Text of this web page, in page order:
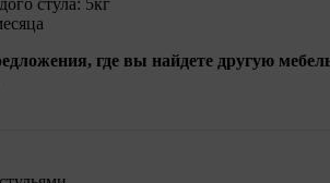
где вы найдете другую